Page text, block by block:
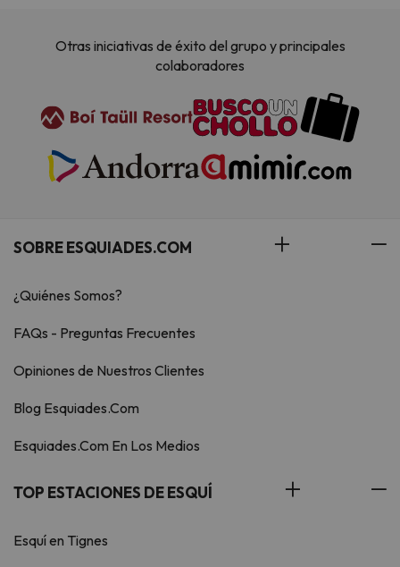
Otras iniciativas de éxito del grupo y principales
colaboradores
SOBRE ESQUIADES.COM
¿Quiénes Somos?
FAQs - Preguntas Frecuentes
Opiniones de Nuestros Clientes
Blog Esquiades.Com
Esquiades.Com En Los Medios
TOP ESTACIONES DE ESQUÍ
Esquí en Tignes